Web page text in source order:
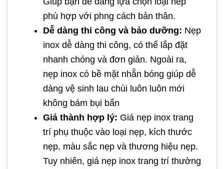
phù hợp với phng cách bản thân.
Dễ dàng thi công và bảo dưỡng: Nẹp
inox dễ dàng thi công, có thể lắp đặt
nhanh chóng và đơn giản. Ngoài ra,
nẹp inox có bề mặt nhẵn bóng giúp dễ
dàng vệ sinh lau chùi luôn luôn mới
không bám bụi bẩn
Giá thành hợp lý: Giá nẹp inox trang
trí phụ thuộc vào loại nẹp, kích thước
nẹp, màu sắc nẹp và thương hiệu nẹp.
Tuy nhiên, giá nẹp inox trang trí thường